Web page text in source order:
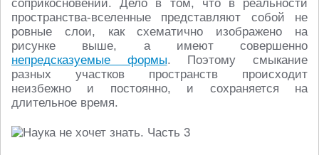
соприкосновений. Дело в том, что в реальности
пространства-вселенные представляют собой не
ровные слои, как схематично изображено на
рисунке выше, а имеют совершенно
непредсказуемые формы. Поэтому смыкание
разных участков пространств происходит
неизбежно и постоянно, и сохраняется на
длительное время.